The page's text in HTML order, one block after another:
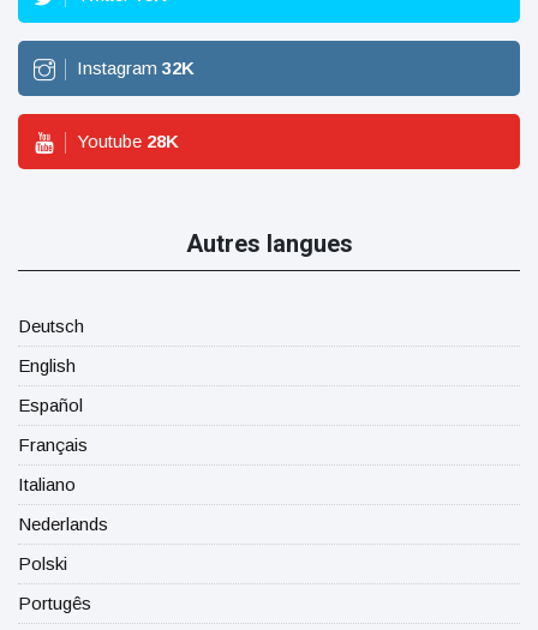
Instagram 32K
Youtube 28K
Autres langues
Deutsch
English
Español
Français
Italiano
Nederlands
Polski
Portugês